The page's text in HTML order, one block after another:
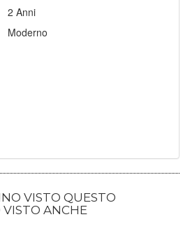
2 Anni
Moderno
VISTO QUESTO
ANCHE